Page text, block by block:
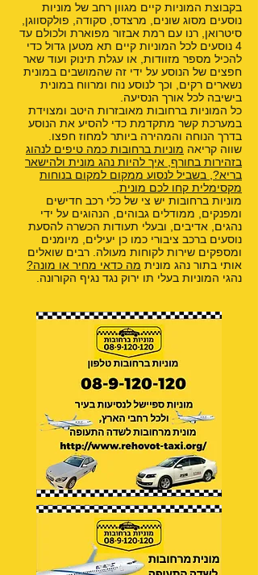
בקבוצת המוניות קיים מגוון רחב של מוניות
נוסעים מסוג שונים, מרצדס, סקודה, פולקסווגן,
סיטרואן, רנו עם רמת אבזור מפוארת ולכולם עד
4 נוסעים לכל המוניות קיים תא מטען גדול כדי
להכיל מספר מזוודות, או עגלת תינוק ועוד שאר
חפצים של הנוסע על ידי זה שהמושבים במונית
נשארים רקים, וכך לנוסע נוח ומרווח במונית
בישיבה לכל אורך הנסיעה.
כל המוניות ברחובות מאובזרות היטב ומצוידת
במערכת קשר מתקדמת כדי להסיע את הנוסע
בדרך הנוחה והמהירה ביותר למחוז חפצו.
שווה קריאה מוניות ברחובות כמה טיפים לנהוג
בזהירות בחורף
איך להיות נהג מונית ולהישאר
בריא? בשביל לנסוע ממקום למקום בנוחות
מקסימלית קחו לכם מונית
מוניות ברחובות יש צי של כלי רכב חדישים
ומפנקים, ממודלים גבוהים, הנהוגים על ידי
נהגים, אדיבים, ובעלי תעודות הכשרה להסעת
נוסעים ברכב ציבורי כמו כן יעילים, מיומנים
ומספקים שירות לקוחות מעולה. רבים שואלים
אותי בתור נהג מונית מה כדאי מחיר או מונה?
נהגי המוניות בעלי תו ירוק נגד נגיף הקורונה.